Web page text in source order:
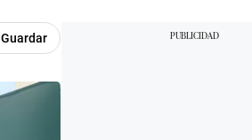
Guardar